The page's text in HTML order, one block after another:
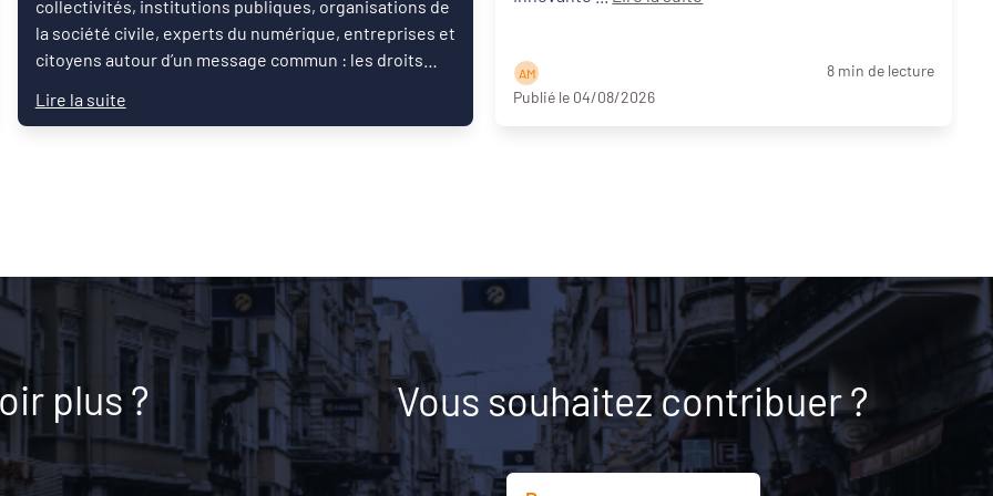
collectivités, institutions publiques, organisations de
la société civile, experts du numérique, entreprises et
citoyens autour d’un message commun : les droits
Lire la suite
A M
8 min de lecture
Publié le 04/08/2026
plus ? Vous souhaitez contribuer ?